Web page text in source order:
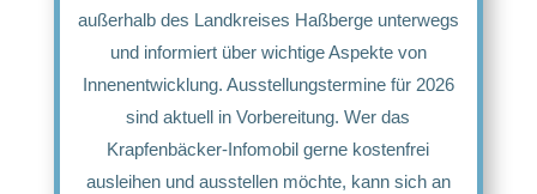
außerhalb des Landkreises Haßberge unterwegs
und informiert über wichtige Aspekte von
Innenentwicklung. Ausstellungstermine für 2026
sind aktuell in Vorbereitung. Wer das
Krapfenbäcker-Infomobil gerne kostenfrei
ausleihen und ausstellen möchte, kann sich an